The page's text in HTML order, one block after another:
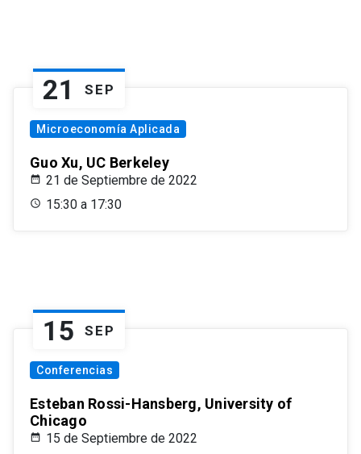
21 SEP
Microeconomía Aplicada
Guo Xu, UC Berkeley
21 de Septiembre de 2022
15:30 a 17:30
15 SEP
Conferencias
Esteban Rossi-Hansberg, University of
Chicago
15 de Septiembre de 2022